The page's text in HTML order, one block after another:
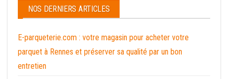
NOS DERNIERS ARTICLES
E-parqueterie.com : votre magasin pour acheter votre
parquet à Rennes et préserver sa qualité par un bon
entretien